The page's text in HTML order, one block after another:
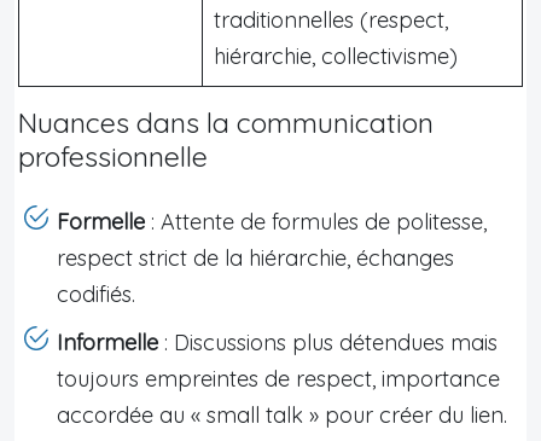
traditionnelles (respect,
hiérarchie, collectivisme)
Nuances dans la communication
professionnelle
Formelle : Attente de formules de politesse,
respect strict de la hiérarchie, échanges
codifiés.
Informelle : Discussions plus détendues mais
toujours empreintes de respect, importance
accordée au « small talk » pour créer du lien.